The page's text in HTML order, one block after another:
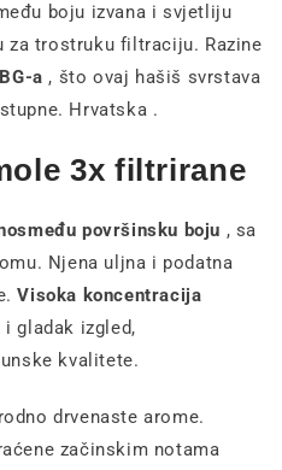
boju izvana i svjetliju
za trostruku filtraciju. Razine
a , što ovaj hašiš svrstava
Hrvatska .
3x filtrirane
površinsku boju , sa
Njena uljna i podatna
Visoka koncentracija
gladak izgled,
kvalitete.
drvenaste arome.
začinskim notama